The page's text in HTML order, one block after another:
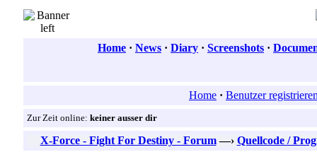
Home · News · Diary · Screenshots ·
Home · Benutzer
Zur Zeit online: keiner ausser dir
X-Force - Fight For Destiny - Forum —› Quellcode /